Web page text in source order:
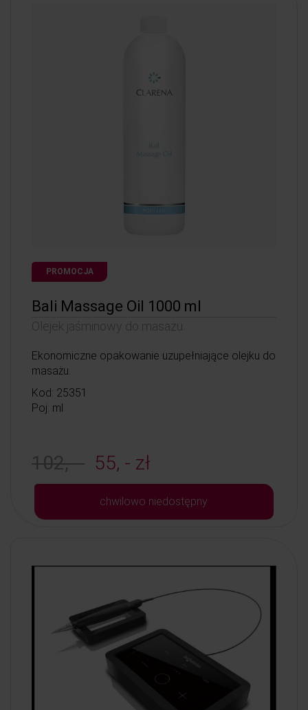
PROMOCJA
Bali Massage Oil 1000 ml
Olejek jaśminowy do masażu.
Ekonomiczne opakowanie uzupełniające olejku do
masażu.
Kod: 25351
Poj: ml
102, - 55, - zł
chwilowo niedostępny